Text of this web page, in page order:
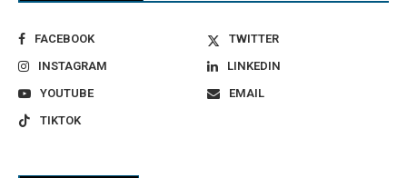
FACEBOOK
TWITTER
INSTAGRAM
LINKEDIN
YOUTUBE
EMAIL
TIKTOK